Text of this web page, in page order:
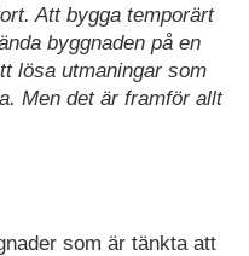
Att bygga temporärt
byggnaden på en
lösa utmaningar som
Men det är framför allt
som är tänkta att